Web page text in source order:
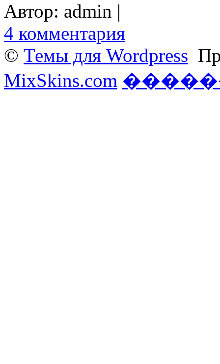
Автор: admin |
4 комментария
© Темы для Wordpress
MixSkins.com